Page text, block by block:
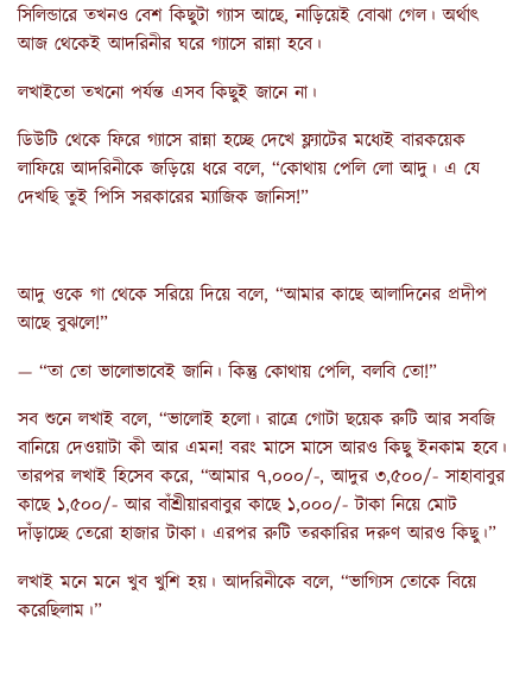
সিলিন্ডারে তখনও বেশ কিছুটা গ্যাস আছে, নাড়িয়েই বোঝা গেল। অর্থাৎ
আজ থেকেই আদরিনীর ঘরে গ্যাসে রান্না হবে।
লখাইতো তখনো পর্যন্ত এসব কিছুই জানে না।
ডিউটি থেকে ফিরে গ্যাসে রান্না হচ্ছে দেখে ফ্ল্যাটের মধ্যেই বারকয়েক
লাফিয়ে আদরিনীকে জড়িয়ে ধরে বলে, “কোথায় পেলি লো আদু। এ যে
দেখছি তুই পিসি সরকারের ম্যাজিক জানিস!”
আদু ওকে গা থেকে সরিয়ে দিয়ে বলে, “আমার কাছে আলাদিনের প্রদীপ
আছে বুঝলে!”
— “তা তো ভালোভাবেই জানি। কিন্তু কোথায় পেলি, বলবি তো!”
সব শুনে লখাই বলে, “ভালোই হলো। রাত্রে গোটা ছয়েক রুটি আর সবজি
বানিয়ে দেওয়াটা কী আর এমন! বরং মাসে মাসে আরও কিছু ইনকাম হবে।
তারপর লখাই হিসেব করে, “আমার ৭,০০০/-, আদুর ৩,৫০০/- সাহাবাবুর
কাছে ১,৫০০/- আর বাঁশ্রীয়ারবাবুর কাছে ১,০০০/- টাকা নিয়ে মোট
দাঁড়াচ্ছে তেরো হাজার টাকা। এরপর রুটি তরকারির দরুণ আরও কিছু।”
লখাই মনে মনে খুব খুশি হয়। আদরিনীকে বলে, “ভাগ্যিস তোকে বিয়ে
করেছিলাম।”